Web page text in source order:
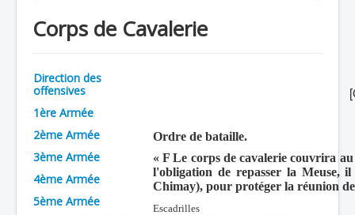
Chronologie
Organisation
Avions
Personnels
Formation
Doctrines
Corps de Cavalerie
Direction des
offensives
1ère Armée
2ème Armée
3ème Armée
4ème Armée
5ème Armée
Ordre de bataille.
« F Le corps de cavalerie couvrira
l'obligation de repasser la Meuse,
Chimay), pour protéger la réunion
Escadrilles